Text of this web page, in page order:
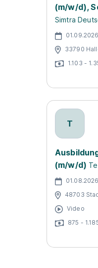
(m/w/d),
Simtra
01.09.2026
33790
1.103 -
T
(m/w/d)
01.08.2026
48703
Video
875 -